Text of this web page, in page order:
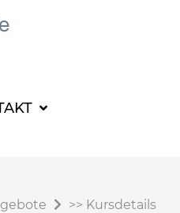
>> Kursdetails